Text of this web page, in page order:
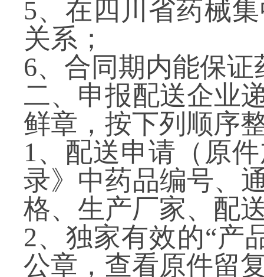
5、在四川省药械
关系；
6、合同期内能保
二、申报配送企业
鲜章，按下列顺序
1、配送申请（原
录》中药品编号、
格、生产厂家、配
2、独家有效的“产
公章，查看原件留